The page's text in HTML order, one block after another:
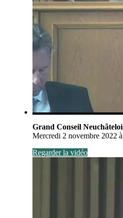
Grand Conseil
Mercredi 2 novembre 2022
Regarder la vidéo